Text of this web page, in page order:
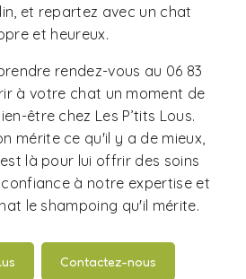
et repartez avec un chat
et heureux.
rendez-vous au 06 83
à votre chat un moment de
être chez Les P’tits Lous.
mérite ce qu'il y a de mieux,
là pour lui offrir des soins
à notre expertise et
le shampoing qu'il mérite.
Contactez-nous